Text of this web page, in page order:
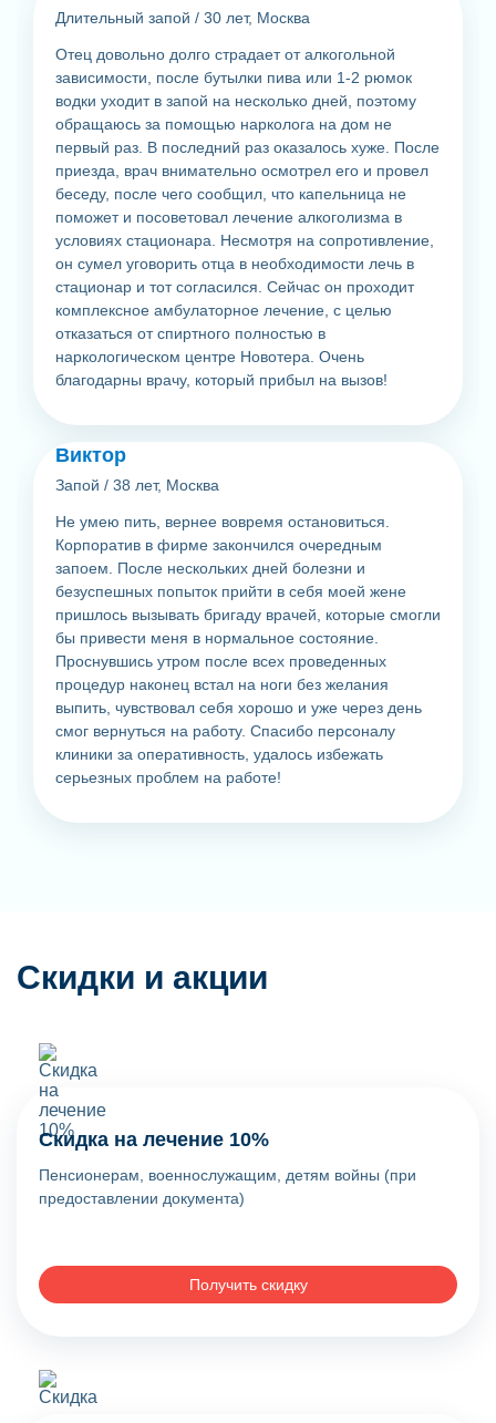
Длительный запой / 30 лет, Москва
Отец довольно долго страдает от алкогольной
зависимости, после бутылки пива или 1-2 рюмок
водки уходит в запой на несколько дней, поэтому
обращаюсь за помощью нарколога на дом не
первый раз. В последний раз оказалось хуже. После
приезда, врач внимательно осмотрел его и провел
беседу, после чего сообщил, что капельница не
поможет и посоветовал лечение алкоголизма в
условиях стационара. Несмотря на сопротивление,
он сумел уговорить отца в необходимости лечь в
стационар и тот согласился. Сейчас он проходит
комплексное амбулаторное лечение, с целью
отказаться от спиртного полностью в
наркологическом центре Новотера. Очень
благодарны врачу, который прибыл на вызов!
Виктор
Запой / 38 лет, Москва
Не умею пить, вернее вовремя остановиться.
Корпоратив в фирме закончился очередным
запоем. После нескольких дней болезни и
безуспешных попыток прийти в себя моей жене
пришлось вызывать бригаду врачей, которые смогли
бы привести меня в нормальное состояние.
Проснувшись утром после всех проведенных
процедур наконец встал на ноги без желания
выпить, чувствовал себя хорошо и уже через день
смог вернуться на работу. Спасибо персоналу
клиники за оперативность, удалось избежать
серьезных проблем на работе!
Скидки и акции
Скидка на лечение 10%
Пенсионерам, военнослужащим, детям войны (при
предоставлении документа)
Получить скидку